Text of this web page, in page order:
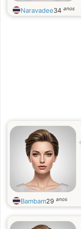
Naravadee34 anos
Bambam29 anos